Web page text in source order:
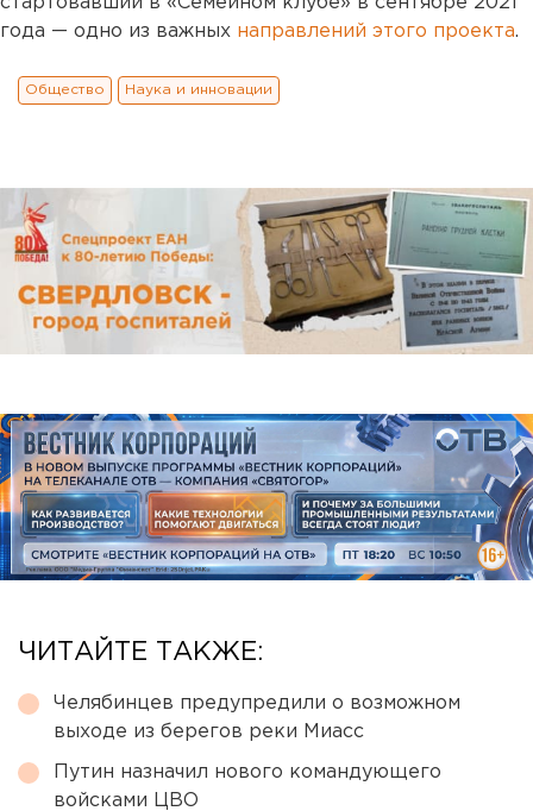
года — одно из важных направлений этого проекта.
Общество Наука и инновации
ЧИТАЙТЕ ТАКЖЕ:
Челябинцев предупредили о возможном
выходе из берегов реки Миасс
Путин назначил нового командующего
войсками ЦВО